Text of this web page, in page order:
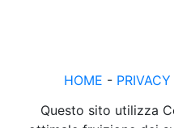
HOME -
Questo sito utilizza